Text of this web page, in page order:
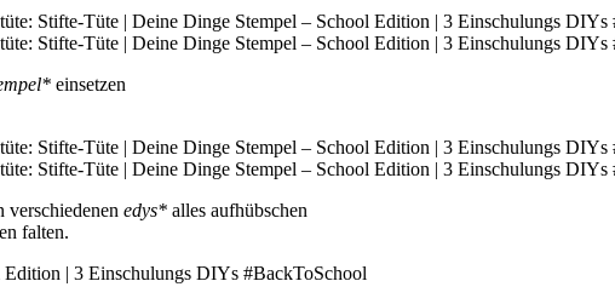
einsetzen
verschiedenen edys* alles aufhübschen
falten.